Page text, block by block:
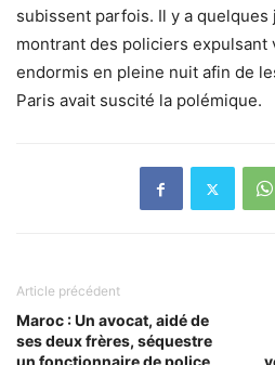
subissent parfois. Il y a quelques
montrant des policiers expulsant
endormis en pleine nuit afin de
Paris avait suscité la polémique.
Article précédent
Maroc : Un avocat, aidé de
ses deux frères, séquestre